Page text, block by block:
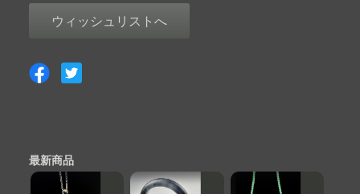
ウィッシュリストへ
最新商品